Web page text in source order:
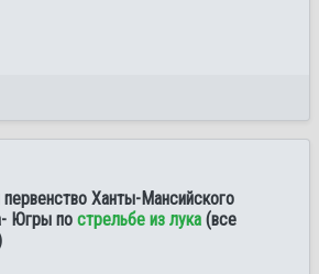
Ханты-Мансийского
Югры по стрельбе из лука (все